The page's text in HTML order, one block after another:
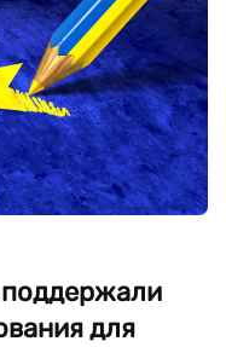
поддержали
для